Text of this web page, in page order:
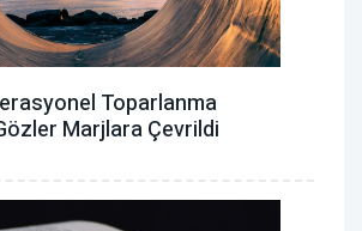
Toparlanma
Marjlara Çevrildi